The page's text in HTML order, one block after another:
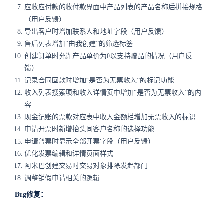
应收应付款的收付款界面中产品列表的产品名称后拼接规格
（用户反馈）
导出客户时增加联系人和地址字段（用户反馈）
售后列表增加“由我创建”的筛选标签
创建订单时允许产品单价为0以支持赠品的情况（用户反
馈）
记录合同回款时增加“是否为无票收入”的标记功能
收入列表搜索项和收入详情页中增加“是否为无票收入”的内
容
现金记账的票款对应表中收入金额栏增加无票收入的标识
申请开票时新增抬头同客户名称的选择功能
申请普票时显示全部开票字段（用户反馈）
优化发票编辑和详情页面样式
阿米巴创建交易时交易对象排除发起部门
调整销假申请相关的逻辑
Bug修复：